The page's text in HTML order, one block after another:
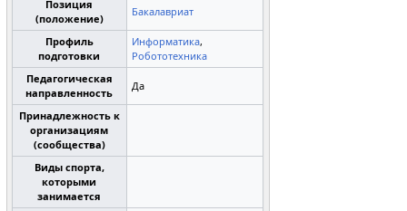
Позиция
(положение)
Бакалавриат
Профиль
подготовки
Информатика,
Робототехника
Педагогическая
направленность
Да
Принадлежность к
организациям
(сообщества)
Виды спорта,
которыми
занимается